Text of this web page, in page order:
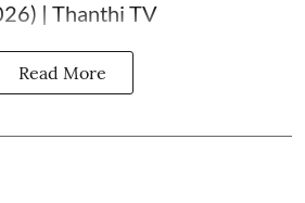
| Thanthi TV
Read More